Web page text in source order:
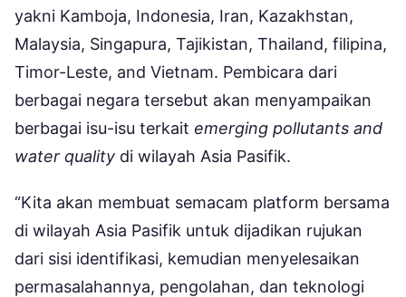
yakni Kamboja, Indonesia, Iran, Kazakhstan,
Malaysia, Singapura, Tajikistan, Thailand, filipina,
Timor-Leste, and Vietnam. Pembicara dari
berbagai negara tersebut akan menyampaikan
berbagai isu-isu terkait emerging pollutants and
water quality di wilayah Asia Pasifik.
“Kita akan membuat semacam platform bersama
di wilayah Asia Pasifik untuk dijadikan rujukan
dari sisi identifikasi, kemudian menyelesaikan
permasalahannya, pengolahan, dan teknologi